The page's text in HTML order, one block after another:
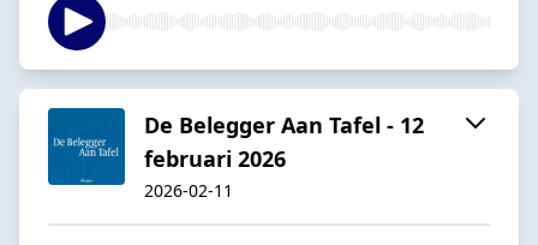
De Belegger Aan Tafel - 12
februari 2026
2026-02-11